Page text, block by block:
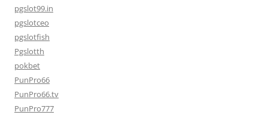
pgslot99.in
pgslotceo
pgslotfish
Pgslotth
pokbet
PunPro66
PunPro66.tv
PunPro777